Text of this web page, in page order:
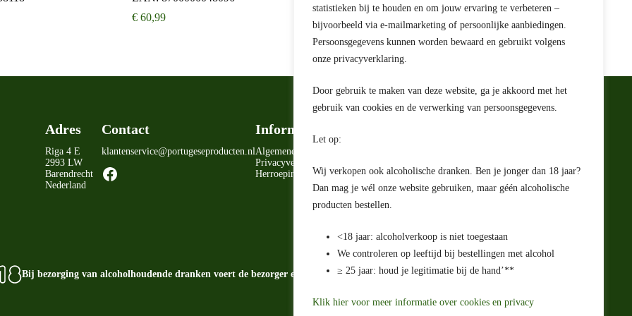
statistieken bij te houden en om jouw ervaring te verbeteren –
bijvoorbeeld via e-mailmarketing of persoonlijke aanbiedingen.
Persoonsgegevens kunnen worden bewaard en gebruikt volgens
onze privacyverklaring.
Door gebruik te maken van deze website, ga je akkoord met het
gebruik van cookies en de verwerking van persoonsgegevens.
Let op:
Wij verkopen ook alcoholische dranken. Ben je jonger dan 18 jaar?
Dan mag je wél onze website gebruiken, maar géén alcoholische
producten bestellen.
<18 jaar: alcoholverkoop is niet toegestaan
We controleren op leeftijd bij bestellingen met alcohol
≥ 25 jaar: houd je legitimatie bij de hand’**
Klik hier voor meer informatie over cookies en privacy
€ 60,99 10,69
Adres
Riga 4 E
2993 LW
Barendrecht
Nederland
Contact
klantenservice@portugeseproducten.nl
Facebook
Informatie
Algemene voorwaarden
Privacyverklaring
Herroepingsrecht
Bij bezorging van alcoholhoudende dranken voert de bezorger een age check uit